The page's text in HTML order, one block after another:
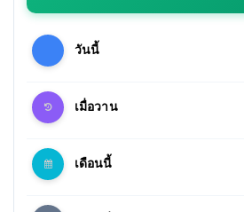
วันนี้
เมื่อวาน
เดือนนี้